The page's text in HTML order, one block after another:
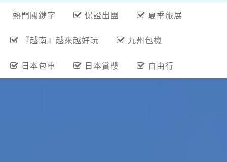
熱門關鍵字 保證出團 夏季旅展
『越南』越來越好玩 九州包機
日本包車 日本賞櫻 自由行